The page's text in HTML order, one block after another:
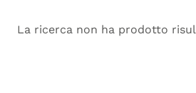
La ricerca non ha prodotto